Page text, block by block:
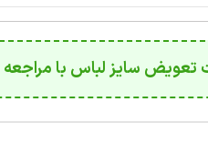
سایز لباس با مراجعه